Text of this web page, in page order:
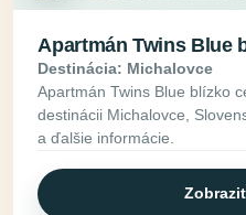
Apartmán Twins Blue
Destinácia: Michalovce
Apartmán Twins Blue blízko
destinácii Michalovce,
a ďalšie informácie.